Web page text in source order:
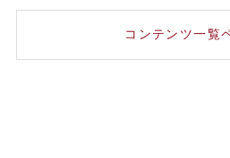
コンテンツ一覧